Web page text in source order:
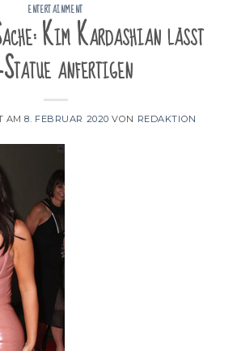
ENTERTAINMENT
Kim Kardashian lässt
anfertigen
AM8. FEBRUAR 2020 VON REDAKTION